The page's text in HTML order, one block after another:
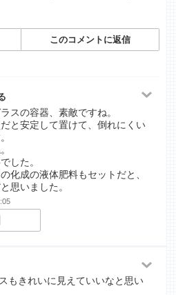
このコメントに返信
スの容器、素敵ですね。
と安定して置けて、倒れにくい
した。
化成の液体肥料もセットだと、
思いました。
もきれいに見えていいなと思い